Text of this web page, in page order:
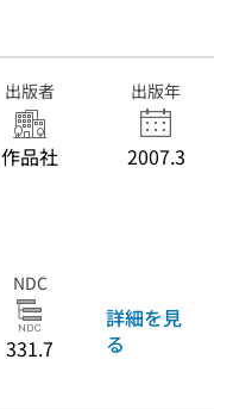
出版者
作品社
出版年
2007.3
NDC
331.7
詳細を見
る